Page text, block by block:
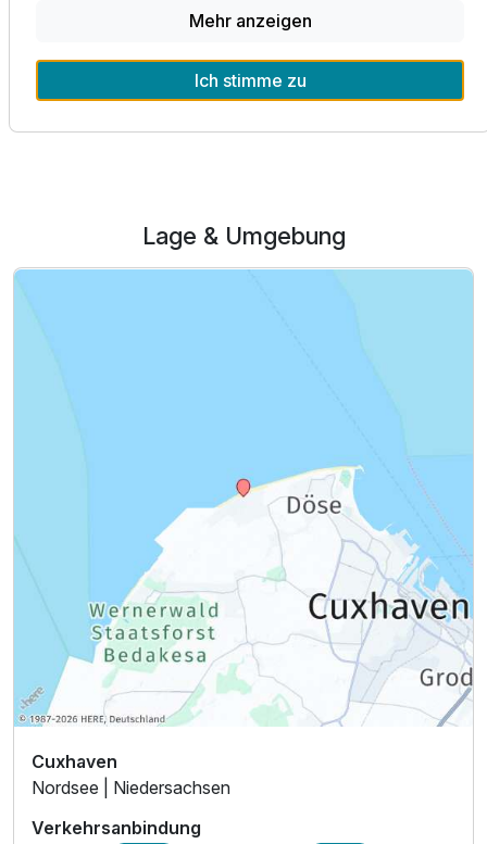
Alle Infos zum Landhaus Stutzi
Lage & Umgebung
Cuxhaven
Nordsee | Niedersachsen
Verkehrsanbindung
Mehr anzeigen
Ich stimme zu